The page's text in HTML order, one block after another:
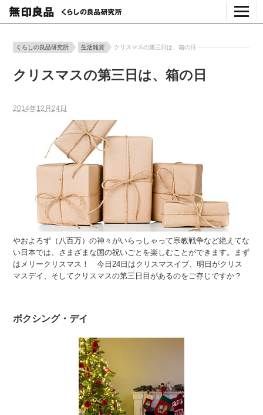
くらしの良品研究所 生活雑貨 クリスマスの第三日は、箱の日
クリスマスの第三日は、箱の日
2014年12月24日
やおよろず（八百万）の神々がいらっしゃって宗教戦争など絶えてな
い日本では、さまざまな国の祝いごとを楽しむことができます。まず
はメリークリスマス！ 今日24日はクリスマスイブ、明日がクリス
マスデイ、そしてクリスマスの第三日目があるのをご存じですか？
ボクシング・デイ